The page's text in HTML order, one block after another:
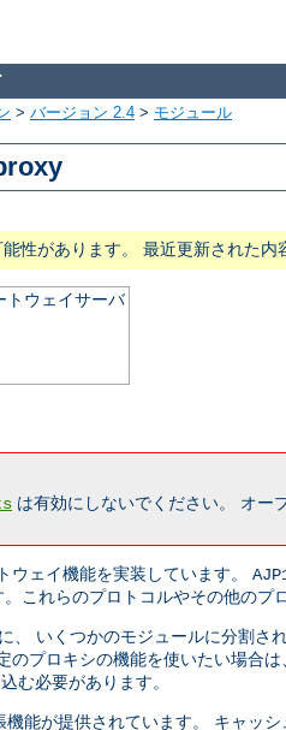
> バージョン 2.4 > モジュール
性があります。 最近更新された内
トウェイサーバ
は有効にしないでください。 オー
ウェイ機能を実装しています。
これらのプロトコルやその他のプ
、 いくつかのモジュールに分割さ
のプロキシの機能を使いたい場合は
む必要があります。
能が提供されています。 キャッシ